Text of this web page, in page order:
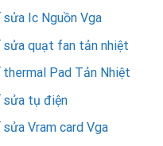
Ic Nguồn Vga
sửa quạt fan tản nhiệt
thermal Pad Tản Nhiệt
sửa tụ điện
Vram card Vga